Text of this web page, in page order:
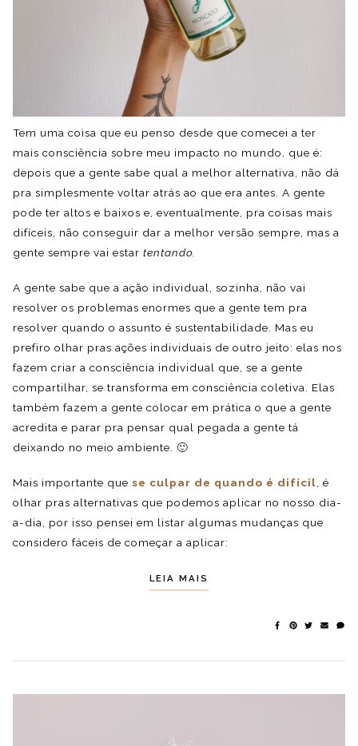
Tem uma coisa que eu penso desde que comecei a ter
mais consciência sobre meu impacto no mundo, que é:
depois que a gente sabe qual a melhor alternativa, não dá
pra simplesmente voltar atrás ao que era antes. A gente
pode ter altos e baixos e, eventualmente, pra coisas mais
difíceis, não conseguir dar a melhor versão sempre, mas a
gente sempre vai estar tentando.
A gente sabe que a ação individual, sozinha, não vai
resolver os problemas enormes que a gente tem pra
resolver quando o assunto é sustentabilidade. Mas eu
prefiro olhar pras ações individuais de outro jeito: elas nos
fazem criar a consciência individual que, se a gente
compartilhar, se transforma em consciência coletiva. Elas
também fazem a gente colocar em prática o que a gente
acredita e parar pra pensar qual pegada a gente tá
deixando no meio ambiente. 🙂
Mais importante que se culpar de quando é difícil , é
olhar pras alternativas que podemos aplicar no nosso dia-
a-dia, por isso pensei em listar algumas mudanças que
considero fáceis de começar a aplicar:
LEIA MAIS